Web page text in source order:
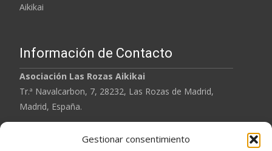
Gestionar consentimiento
Aikikai
Información de Contacto
Asociación Las Rozas Aikikai
Tr.ª Navalcarbon, 7, 28232, Las Rozas de Madrid,
Madrid, España.
Tel: 620 901 567